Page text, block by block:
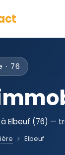
76
Elbeuf (76) —
Elbeuf